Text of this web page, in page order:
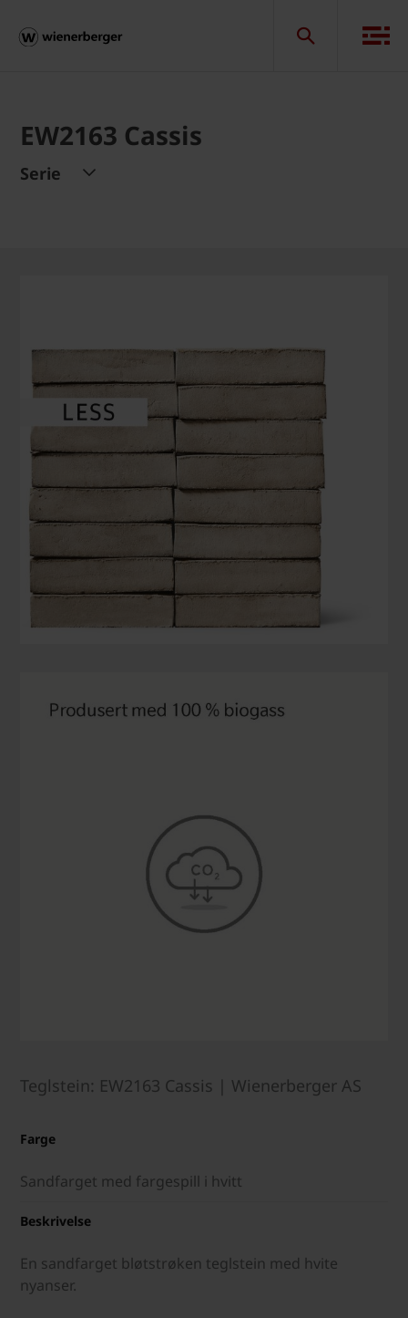
EW2163 Cassis
Serie
Teglstein: EW2163 Cassis | Wienerberger AS
Farge
Sandfarget med fargespill i hvitt
Beskrivelse
En sandfarget bløtstrøken teglstein med hvite
nyanser.